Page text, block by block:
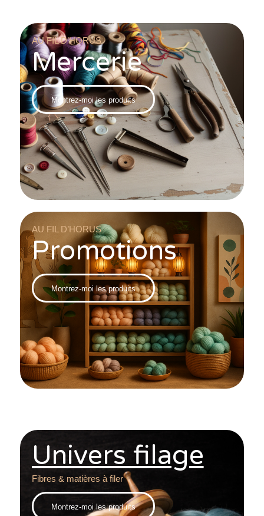
AU FIL D’HORUS
Mercerie
Montrez-moi les produits
AU FIL D’HORUS
Promotions
Montrez-moi les produits
Univers filage
Fibres & matières à filer
Montrez-moi les produits